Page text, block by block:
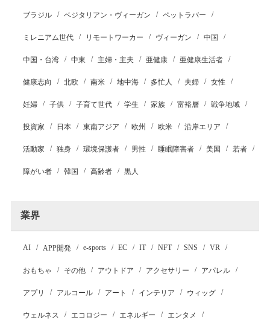
ブラジル ベジタリアン・ヴィーガン ペットラバー
ミレニアム世代 リモートワーカー ヴィーガン 中国
中国・台湾 中東 主婦・主夫 亜健康 亜健康生活者
健康志向 北欧 南米 地中海 多忙人 夫婦 女性
妊婦 子供 子育て世代 学生 家族 富裕層 戦争地域
投資家 日本 東南アジア 欧州 欧米 沿岸エリア
活動家 独身 環境保護者 男性 睡眠障害者 美国 若者
障がい者 韓国 高齢者 黒人
業界
AI APP開発 e-sports EC IT NFT SNS VR
おもちゃ その他 アウトドア アクセサリー アパレル
アプリ アルコール アート インテリア ウィッグ
ウェルネス エコロジー エネルギー エンタメ